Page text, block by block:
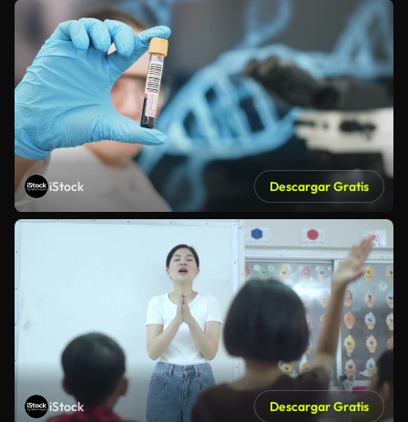
iStock Descargar Gratis
iStock Descargar Gratis